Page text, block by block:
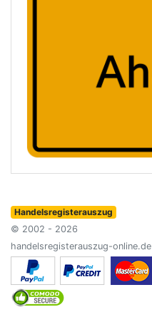
Handelsregisterauszug
© 2002 - 2026
handelsregisterauszug-online.de